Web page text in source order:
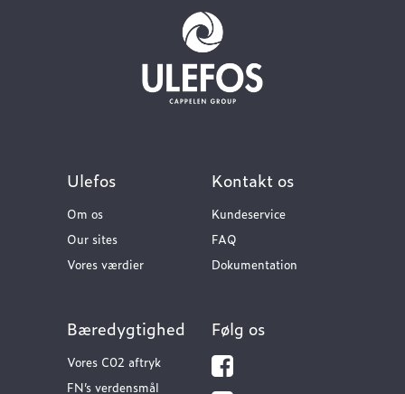
Ulefos
Om os
Our sites
Vores værdier
Kontakt os
Kundeservice
FAQ
Dokumentation
Bæredygtighed
Vores C02 aftryk
FN’s verdensmål
Følg os